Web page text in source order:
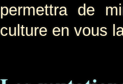
permettra de
culture en vous